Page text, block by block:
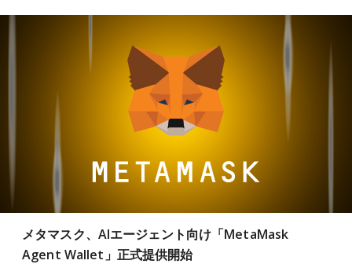
メタマスク、AIエージェント向け「MetaMask
Agent Wallet」正式提供開始